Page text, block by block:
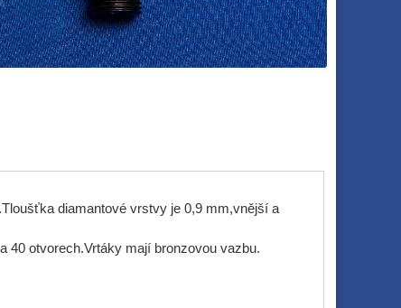
diamantové vrstvy je 0,9 mm,vnější a
40 otvorech.Vrtáky mají bronzovou vazbu.